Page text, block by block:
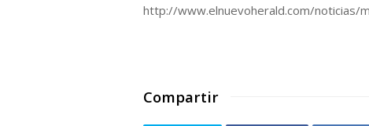
http://www.elnuevoherald.com/noticias/
Compartir